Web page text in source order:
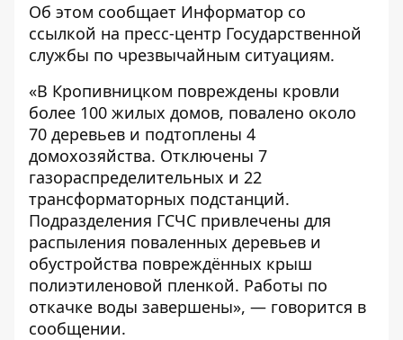
Об этом сообщает Информатор со
ссылкой на пресс-центр Государственной
службы по чрезвычайным ситуациям.
«В Кропивницком повреждены кровли
более 100 жилых домов, повалено около
70 деревьев и подтоплены 4
домохозяйства. Отключены 7
газораспределительных и 22
трансформаторных подстанций.
Подразделения ГСЧС привлечены для
распыления поваленных деревьев и
обустройства повреждённых крыш
полиэтиленовой пленкой. Работы по
откачке воды завершены», — говорится в
сообщении.